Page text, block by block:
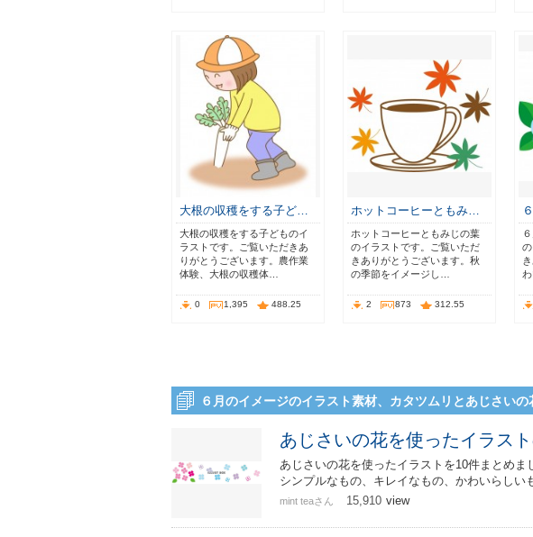
大根の収穫をする子ど…
大根の収穫をする子どものイ
ラストです。ご覧いただきあ
りがとうございます。農作業
体験、大根の収穫体…
0 1,395 488.25
ホットコーヒーともみ…
ホットコーヒーともみじの葉
のイラストです。ご覧いただ
きありがとうございます。秋
の季節をイメージし…
2 873 312.55
６月のイメージのイラスト素材、カタツムリとあじさい
あじさいの花を使ったイラス
あじさいの花を使ったイラストを10件まとめま
シンプルなもの、キレイなもの、かわいらし
mint teaさん 15,910 view